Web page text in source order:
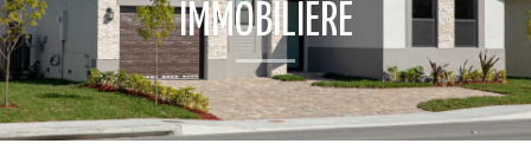
IMMOBILIÈRE